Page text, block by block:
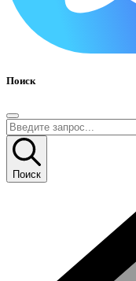
Поиск
Поиск